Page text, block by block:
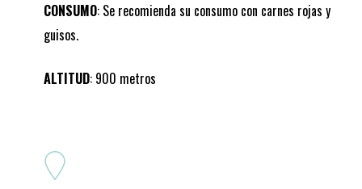
CONSUMO: Se recomienda su consumo con carnes rojas y
guisos.
ALTITUD: 900 metros